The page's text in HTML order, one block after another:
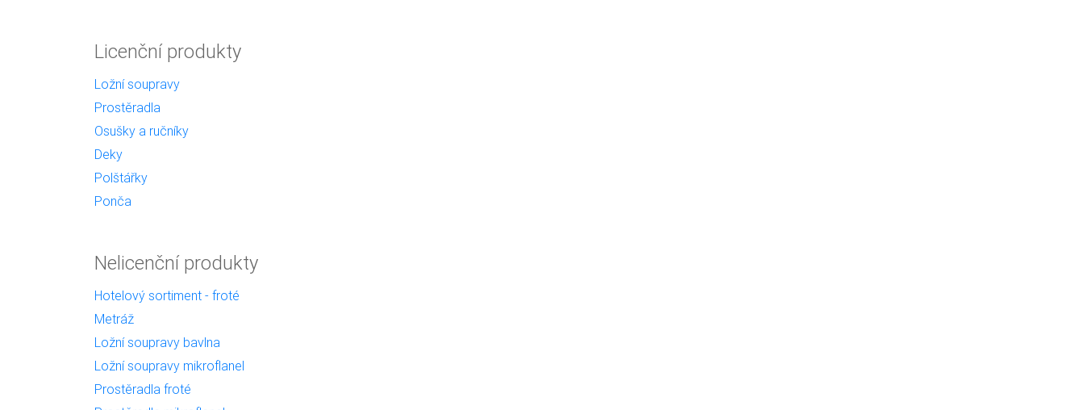
Licenční produkty
Ložní soupravy
Prostěradla
Osušky a ručníky
Deky
Polštářky
Ponča
Nelicenční produkty
Hotelový sortiment - froté
Metráž
Ložní soupravy bavlna
Ložní soupravy mikroflanel
Prostěradla froté